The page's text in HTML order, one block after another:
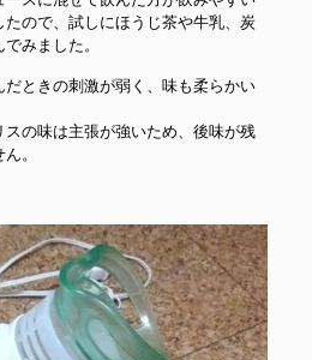
ので、試しにほうじ茶や牛乳、炭
みました。
ときの刺激が弱く、味も柔らかい
の味は主張が強いため、後味が残
。